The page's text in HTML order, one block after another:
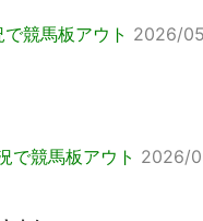
競馬板アウト 2026/
で競馬板アウト 2026/